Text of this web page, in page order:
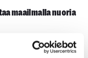
maailmalla nuoria